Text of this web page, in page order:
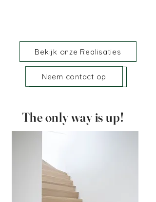
Bekijk onze Realisaties
Neem contact op
Neem contact op
The only way is up!